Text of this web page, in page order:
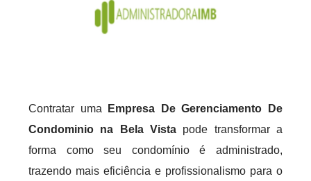
Contratar uma
Empresa De Gerenciamento De
Condominio na Bela Vista pode transformar a
forma como seu condomínio é administrado,
trazendo mais eficiência e profissionalismo para o